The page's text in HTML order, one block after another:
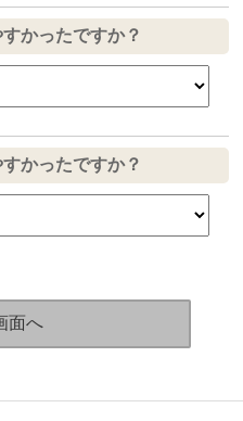
かったですか？
かったですか？